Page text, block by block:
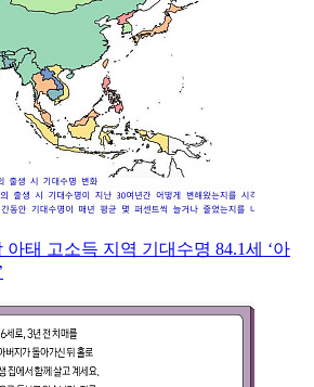
아태 고소득 지역 기대수명 84.1세 ‘아